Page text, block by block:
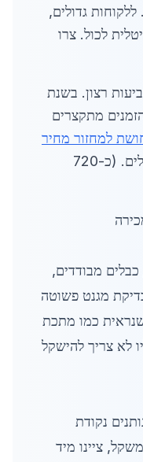
גדולים,
לכול. צרו
רצון. בשנת
הזמנים מתקצרים
למחזור מחיר
מראה יתרון לירושלים. (כ-720
מבודדים,
מגנט פשוטה
כמו מתכת
לא צריך להישקל
נקודת
ציינו מיד